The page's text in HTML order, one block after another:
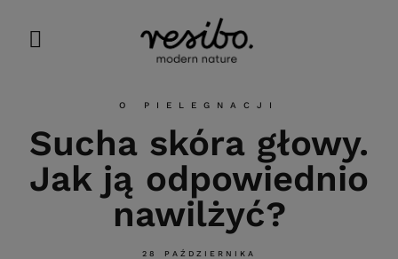
O PIELEGNACJI
Sucha skóra głowy.
Jak ją odpowiednio
nawilżyć?
28 PAŹDZIERNIKA